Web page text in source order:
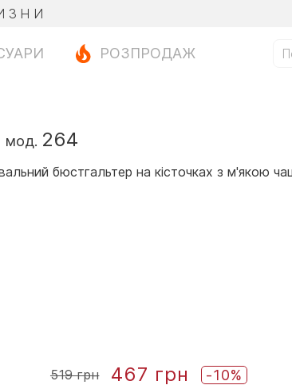
РОЗПРОДАЖ
мод. 264
бюстгальтер на кісточках з м'якою
519 грн 467 грн -10%